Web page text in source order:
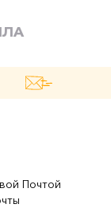
Почтой